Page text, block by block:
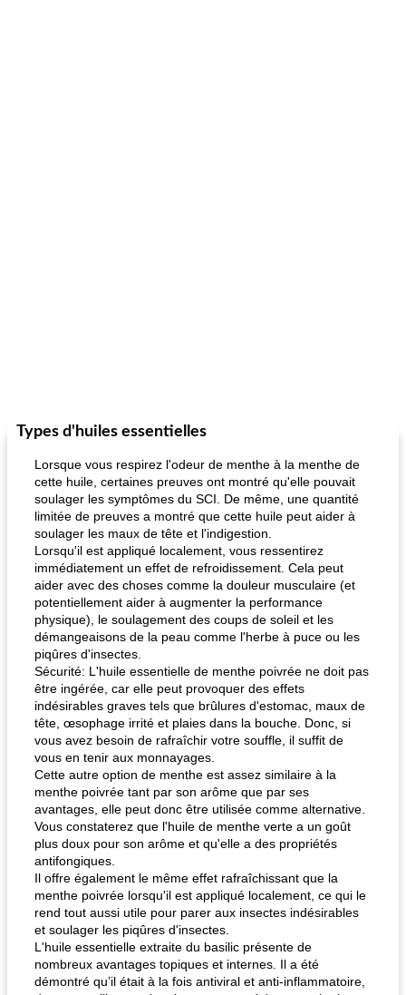
Types d'huiles essentielles
Lorsque vous respirez l'odeur de menthe à la menthe de
cette huile, certaines preuves ont montré qu'elle pouvait
soulager les symptômes du SCI. De même, une quantité
limitée de preuves a montré que cette huile peut aider à
soulager les maux de tête et l'indigestion.
Lorsqu'il est appliqué localement, vous ressentirez
immédiatement un effet de refroidissement. Cela peut
aider avec des choses comme la douleur musculaire (et
potentiellement aider à augmenter la performance
physique), le soulagement des coups de soleil et les
démangeaisons de la peau comme l'herbe à puce ou les
piqûres d'insectes.
Sécurité: L'huile essentielle de menthe poivrée ne doit pas
être ingérée, car elle peut provoquer des effets
indésirables graves tels que brûlures d'estomac, maux de
tête, œsophage irrité et plaies dans la bouche. Donc, si
vous avez besoin de rafraîchir votre souffle, il suffit de
vous en tenir aux monnayages.
Cette autre option de menthe est assez similaire à la
menthe poivrée tant par son arôme que par ses
avantages, elle peut donc être utilisée comme alternative.
Vous constaterez que l'huile de menthe verte a un goût
plus doux pour son arôme et qu'elle a des propriétés
antifongiques.
Il offre également le même effet rafraîchissant que la
menthe poivrée lorsqu'il est appliqué localement, ce qui le
rend tout aussi utile pour parer aux insectes indésirables
et soulager les piqûres d'insectes.
L'huile essentielle extraite du basilic présente de
nombreux avantages topiques et internes. Il a été
démontré qu’il était à la fois antiviral et anti-inflammatoire,